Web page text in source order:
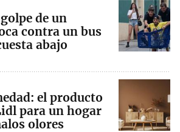
de un
contra un bus
abajo
el producto
para un hogar
olores